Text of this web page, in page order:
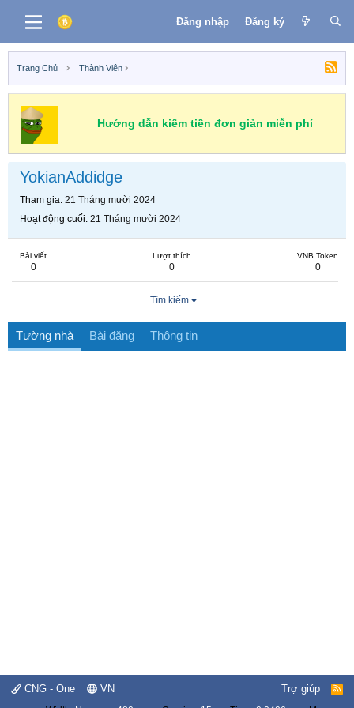
Đăng nhập Đăng ký
Trang Chủ Thành Viên
Hướng dẫn kiếm tiền đơn giản miễn phí
YokianAddidge
Tham gia 21 Tháng mười 2024
Hoạt động cuối 21 Tháng mười 2024
Bài viết
0
Lượt thích
0
VNB Token
0
Tìm kiếm
Tường nhà Bài đăng Thông tin
CNG - One VN Trợ giúp
R